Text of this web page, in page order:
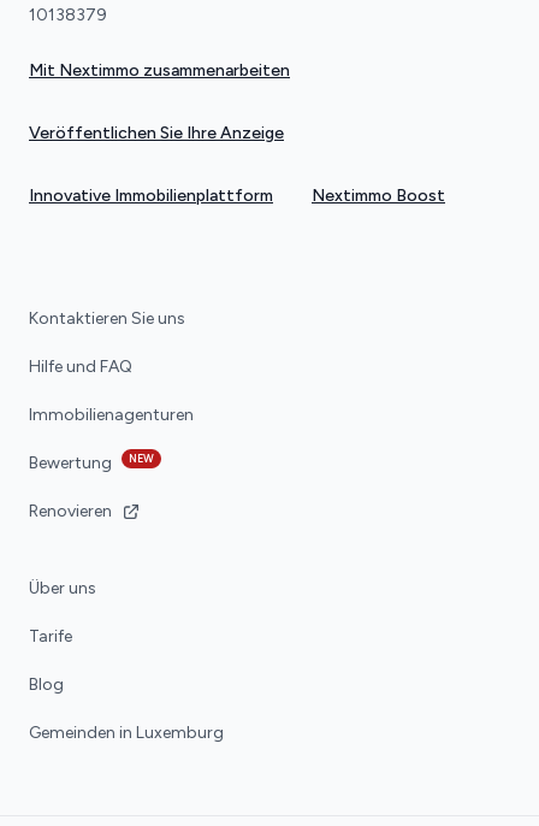
10138379
Mit Nextimmo zusammenarbeiten
Veröffentlichen Sie Ihre Anzeige
Innovative Immobilienplattform Nextimmo Boost
Kontaktieren Sie uns
Hilfe und FAQ
Immobilienagenturen
Bewertung NEW
Renovieren
Über uns
Tarife
Blog
Gemeinden in Luxemburg